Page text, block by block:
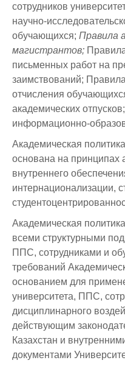
сотрудников
научно-
обучающихся; Правила
магистрантов;
письменных работ на
заимствований;
отчисления
академических
информационно-
Академическая
основана на принципах
внутреннего
интернационализации,
Академическая
всеми структурными
ППС, сотрудниками и
требований
основанием для
университета, ППС,
дисциплинарного
действующим
Казахстан и
документами